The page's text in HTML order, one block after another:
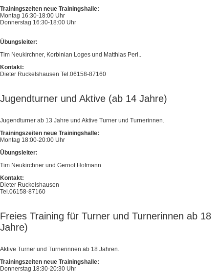
Trainingszeiten neue Trainingshalle:
Montag 16:30-18:00 Uhr
Donnerstag 16:30-18:00 Uhr
Übungsleiter:
Tim Neukirchner, Korbinian Loges und Matthias Perl..
Kontakt:
Dieter Ruckelshausen Tel.06158-87160
Jugendturner und Aktive (ab 14 Jahre)
Jugendturner ab 13 Jahre und Aktive Turner und Turnerinnen.
Trainingszeiten neue Trainingshalle:
Montag 18:00-20:00 Uhr
Übungsleiter:
Tim Neukirchner und Gernot Hofmann.
Kontakt:
Dieter Ruckelshausen
Tel.06158-87160
Freies Training für Turner und Turnerinnen ab 18
Jahre)
Aktive Turner und Turnerinnen ab 18 Jahren.
Trainingszeiten neue Trainingshalle:
Donnerstag 18:30-20:30 Uhr